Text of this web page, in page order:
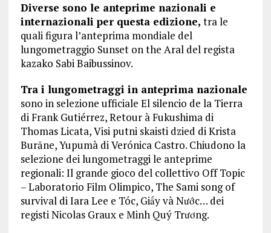
Diverse sono le anteprime nazionali e
internazionali per questa edizione, tra le
quali figura l’anteprima mondiale del
lungometraggio Sunset on the Aral del regista
kazako Sabi Baibussinov.
Tra i lungometraggi in anteprima nazionale
sono in selezione ufficiale El silencio de la Tierra
di Frank Gutiérrez, Retour à Fukushima di
Thomas Licata, Visi putni skaisti dzied di Krista
Burāne, Yupumà di Verónica Castro. Chiudono la
selezione dei lungometraggi le anteprime
regionali: Il grande gioco del collettivo Off Topic
– Laboratorio Film Olimpico, The Sami song of
survival di Iara Lee e Tóc, Giấy và Nước… dei
registi Nicolas Graux e Minh Quý Trương.